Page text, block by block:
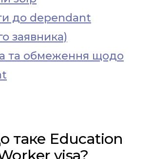
до dependant
заявника)
та обмеження щодо
таке Education
visa?